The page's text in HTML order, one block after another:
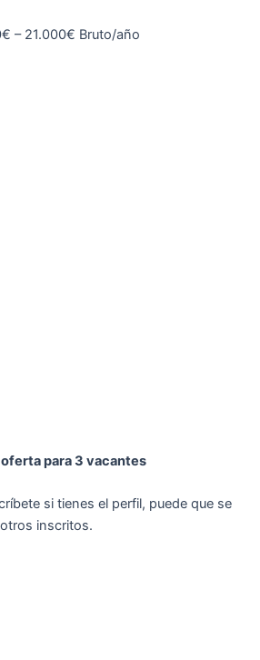
– 21.000€ Bruto/año
para 3 vacantes
si tienes el perfil, puede que se
inscritos.